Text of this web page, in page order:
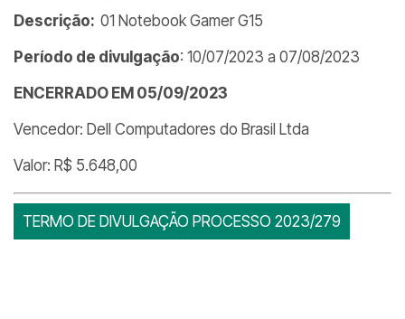
Descrição: 01 Notebook Gamer G15
Período de divulgação: 10/07/2023 a 07/08/2023
ENCERRADO EM 05/09/2023
Vencedor: Dell Computadores do Brasil Ltda
Valor: R$ 5.648,00
TERMO DE DIVULGAÇÃO PROCESSO 2023/279